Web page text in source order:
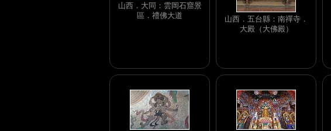
山西．大同：雲岡石窟景
區．禮佛大道
山西．五台縣：南禪寺．
大殿（大佛殿）